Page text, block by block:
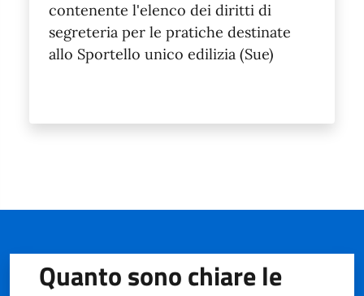
contenente l'elenco dei diritti di
segreteria per le pratiche destinate
allo Sportello unico edilizia (Sue)
Quanto sono chiare le